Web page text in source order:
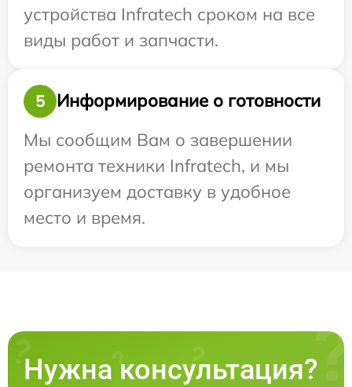
устройства Infratech сроком на все
виды работ и запчасти.
5
Информирование о готовности
Мы сообщим Вам о завершении
ремонта техники Infratech, и мы
организуем доставку в удобное
место и время.
Нужна консультация?